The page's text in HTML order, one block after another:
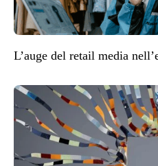
L’auge del retail media